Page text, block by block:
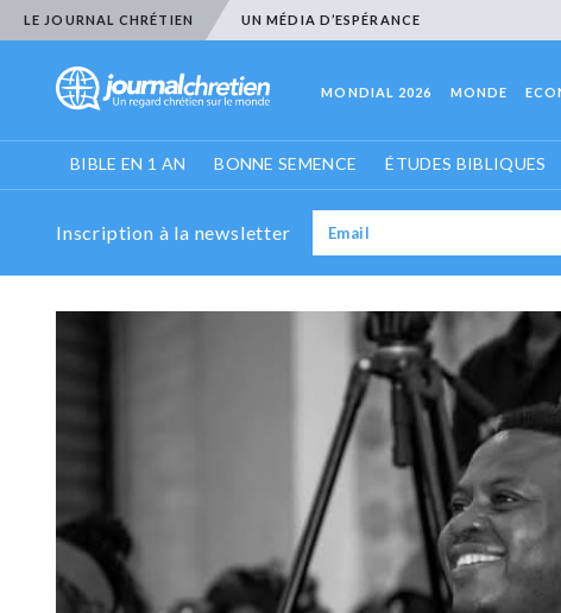
LE JOURNAL CHRÉTIEN UN MÉDIA D’ESPÉRANCE
MONDIAL 2026 MONDE
BIBLE EN 1 AN BONNE SEMENCE ÉTUDES BIBLIQUES
Inscription à la newsletter